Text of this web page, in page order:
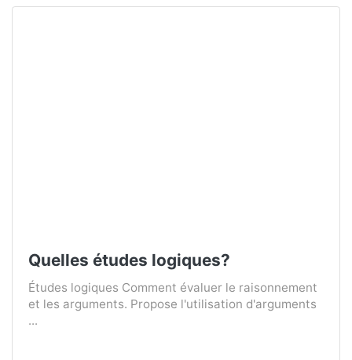
Quelles études logiques?
Études logiques Comment évaluer le raisonnement
et les arguments. Propose l'utilisation d'arguments
...